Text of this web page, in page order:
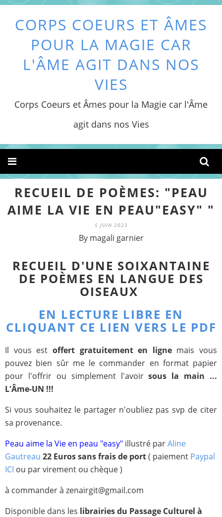
CORPS COEURS ET ÂMES
POUR LA MAGIE CAR
L'ÂME AGIT DANS NOS
VIES
Corps Coeurs et Âmes pour la Magie car l'Âme
agit dans nos Vies
RECUEIL DE POÈMES: "PEAU
AIME LA VIE EN PEAU"EASY" "
5 JUIN 2023
By magali garnier
RECUEIL D'UNE SOIXANTAINE
DE POÈMES EN LANGUE DES
OISEAUX
EN LECTURE LIBRE EN
CLIQUANT CE LIEN VERS LE PDF
Il vous est offert gratuitement en lignemais vous
pouvez bien sûr me le commander en format papier
pour l'offrir ou simplement l'avoirsous la main ...
L'Âme-UN !!!
Si vous souhaitez le partager n'oubliez pas svp de citer
sa provenance.
Peau aime la Vie en peau "easy" illustré parAline
Gautreau 22 Euros sans frais de port( paiement Paypal
ICI ou par virement ou chèque )
à commander à zenairgit@gmail.com
Disponible dans les librairies du Passage Culturel à